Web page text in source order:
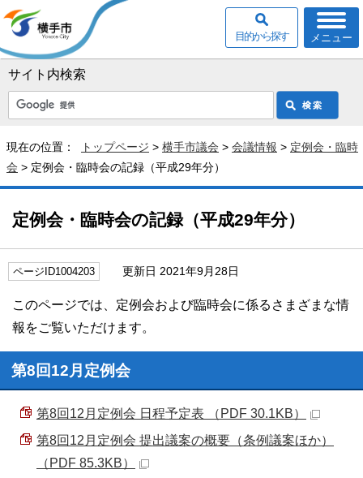
サイト内検索
メニュー
目的から探す
現在の位置： トップページ > 横手市議会 > 会議情報 > 定例会・臨時
会 > 定例会・臨時会の記録（平成29年分）
定例会・臨時会の記録（平成29年分）
ページID1004203 更新日 2021年9月28日
このページでは、定例会および臨時会に係るさまざまな情
報をご覧いただけます。
第8回12月定例会
第8回12月定例会 日程予定表 （PDF 30.1KB）
第8回12月定例会 提出議案の概要（条例議案ほか）
（PDF 85.3KB）